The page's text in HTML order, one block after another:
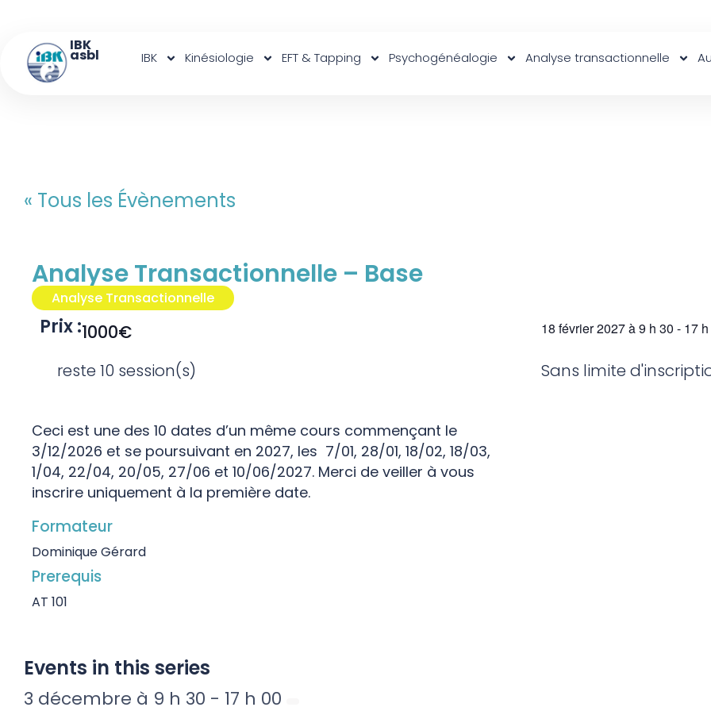
IBK
asbl IBK Kinésiologie EFT & Tapping Psychogénéalogie Analyse transactionnelle
« Tous les Évènements
Analyse Transactionnelle – Base
Analyse Transactionnelle
Prix :1000€ 18 février 2027à9 h 30 - 17
reste 10 session(s) Sans limite
Ceci est une des 10 dates d’un même cours commençant le
3/12/2026 et se poursuivant en 2027, les 7/01, 28/01, 18/02, 18/03,
1/04, 22/04, 20/05, 27/06 et 10/06/2027. Merci de veiller à vous
inscrire uniquement à la première date.
Formateur
Dominique Gérard
Prerequis
AT 101
Events in this series
3 décembre à 9 h 30 - 17 h 00